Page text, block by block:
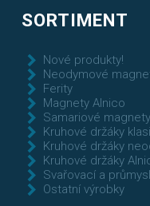
SORTIMENT
Nové produkty!
Neodymové
Ferity
Magnety Alnico
Samariové magnety
Kruhové držáky
Kruhové držáky
Kruhové držáky
Svařovací a
Ostatní výrobky